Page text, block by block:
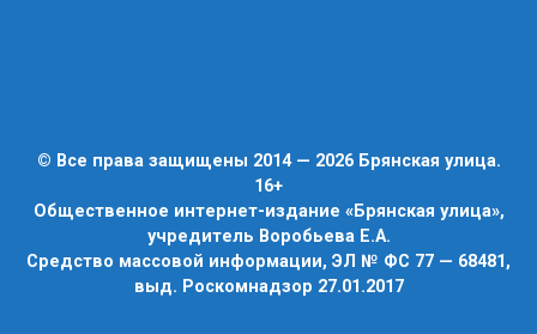
© Все права защищены 2014 — 2026 Брянская улица.
16+
Общественное интернет-издание «Брянская улица»,
учредитель Воробьева Е.А.
Средство массовой информации, ЭЛ № ФС 77 — 68481,
выд. Роскомнадзор 27.01.2017